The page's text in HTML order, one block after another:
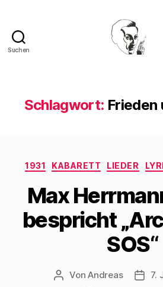
Suchen
Schlagwort: Frieden
1931 KABARETT LIEDER
Max
bespricht
SOS“
Beitragsautor
VonAndreas
7.